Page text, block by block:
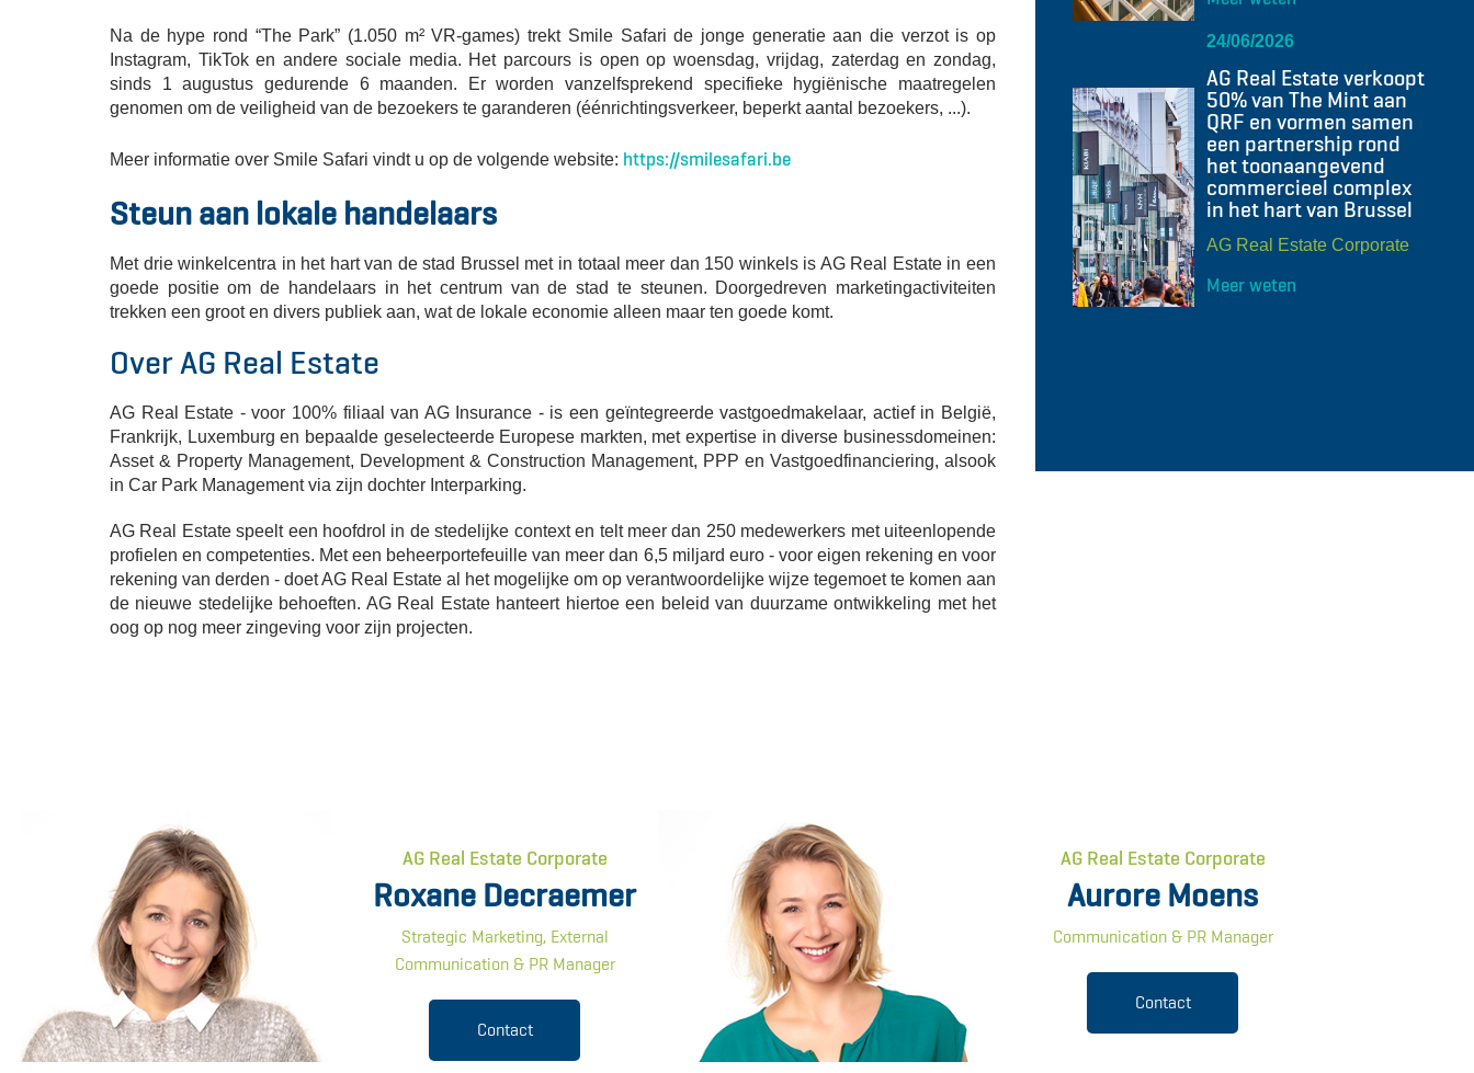
24/06/2026
AG Real Estate verkoopt
50% van The Mint aan
QRF en vormen samen
een partnership rond
het toonaangevend
commercieel complex
in het hart van Brussel
AG Real Estate Corporate
Meer weten
Na de hype rond “The Park” (1.050 m² VR-games) trekt Smile Safari de jonge generatie aan die verzot is op
Instagram, TikTok en andere sociale media. Het parcours is open op woensdag, vrijdag, zaterdag en zondag,
sinds 1 augustus gedurende 6 maanden. Er worden vanzelfsprekend specifieke hygiënische maatregelen
genomen om de veiligheid van de bezoekers te garanderen (éénrichtingsverkeer, beperkt aantal bezoekers, ...).
Meer informatie over Smile Safari vindt u op de volgende website: https://smilesafari.be
Steun aan lokale handelaars
Met drie winkelcentra in het hart van de stad Brussel met in totaal meer dan 150 winkels is AG Real Estate in een
goede positie om de handelaars in het centrum van de stad te steunen. Doorgedreven marketingactiviteiten
trekken een groot en divers publiek aan, wat de lokale economie alleen maar ten goede komt.
Over AG Real Estate
AG Real Estate - voor 100% filiaal van AG Insurance - is een geïntegreerde vastgoedmakelaar, actief in België,
Frankrijk, Luxemburg en bepaalde geselecteerde Europese markten, met expertise in diverse businessdomeinen:
Asset & Property Management, Development & Construction Management, PPP en Vastgoedfinanciering, alsook
in Car Park Management via zijn dochter Interparking.
AG Real Estate speelt een hoofdrol in de stedelijke context en telt meer dan 250 medewerkers met uiteenlopende
profielen en competenties. Met een beheerportefeuille van meer dan 6,5 miljard euro - voor eigen rekening en voor
rekening van derden - doet AG Real Estate al het mogelijke om op verantwoordelijke wijze tegemoet te komen aan
de nieuwe stedelijke behoeften. AG Real Estate hanteert hiertoe een beleid van duurzame ontwikkeling met het
oog op nog meer zingeving voor zijn projecten.
AG Real Estate Corporate
Roxane Decraemer
Strategic Marketing, External
Communication & PR Manager
Contact
AG Real Estate Corporate
Aurore Moens
Communication & PR Manager
Contact